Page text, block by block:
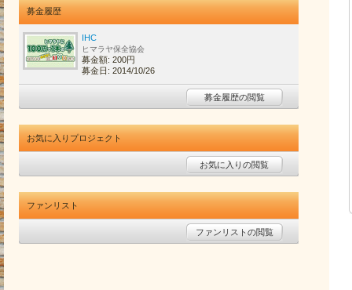
募金履歴
IHC
ヒマラヤ保全協会
募金額: 200円
募金日: 2014/10/26
募金履歴の閲覧
お気に入りプロジェクト
お気に入りの閲覧
ファンリスト
ファンリストの閲覧